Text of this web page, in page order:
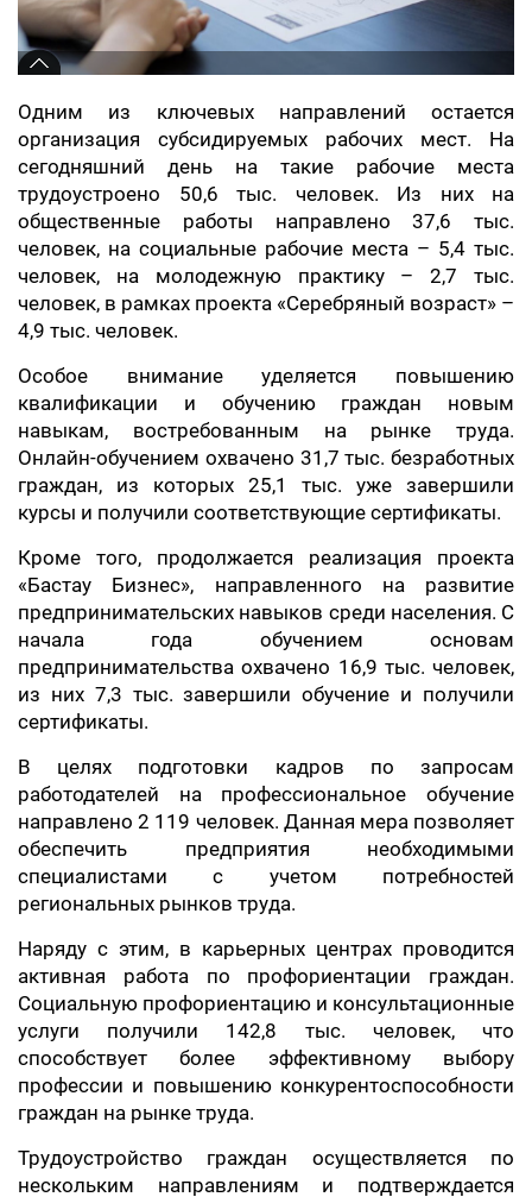
Одним из ключевых направлений остается
организация субсидируемых рабочих мест. На
сегодняшний день на такие рабочие места
трудоустроено 50,6 тыс. человек. Из них на
общественные работы направлено 37,6 тыс.
человек, на социальные рабочие места – 5,4 тыс.
человек, на молодежную практику – 2,7 тыс.
человек, в рамках проекта «Серебряный возраст» –
4,9 тыс. человек.
Особое внимание уделяется повышению
квалификации и обучению граждан новым
навыкам, востребованным на рынке труда.
Онлайн-обучением охвачено 31,7 тыс. безработных
граждан, из которых 25,1 тыс. уже завершили
курсы и получили соответствующие сертификаты.
Кроме того, продолжается реализация проекта
«Бастау Бизнес», направленного на развитие
предпринимательских навыков среди населения. С
начала года обучением основам
предпринимательства охвачено 16,9 тыс. человек,
из них 7,3 тыс. завершили обучение и получили
сертификаты.
В целях подготовки кадров по запросам
работодателей на профессиональное обучение
направлено 2 119 человек. Данная мера позволяет
обеспечить предприятия необходимыми
специалистами с учетом потребностей
региональных рынков труда.
Наряду с этим, в карьерных центрах проводится
активная работа по профориентации граждан.
Социальную профориентацию и консультационные
услуги получили 142,8 тыс. человек, что
способствует более эффективному выбору
профессии и повышению конкурентоспособности
граждан на рынке труда.
Трудоустройство граждан осуществляется по
нескольким направлениям и подтверждается